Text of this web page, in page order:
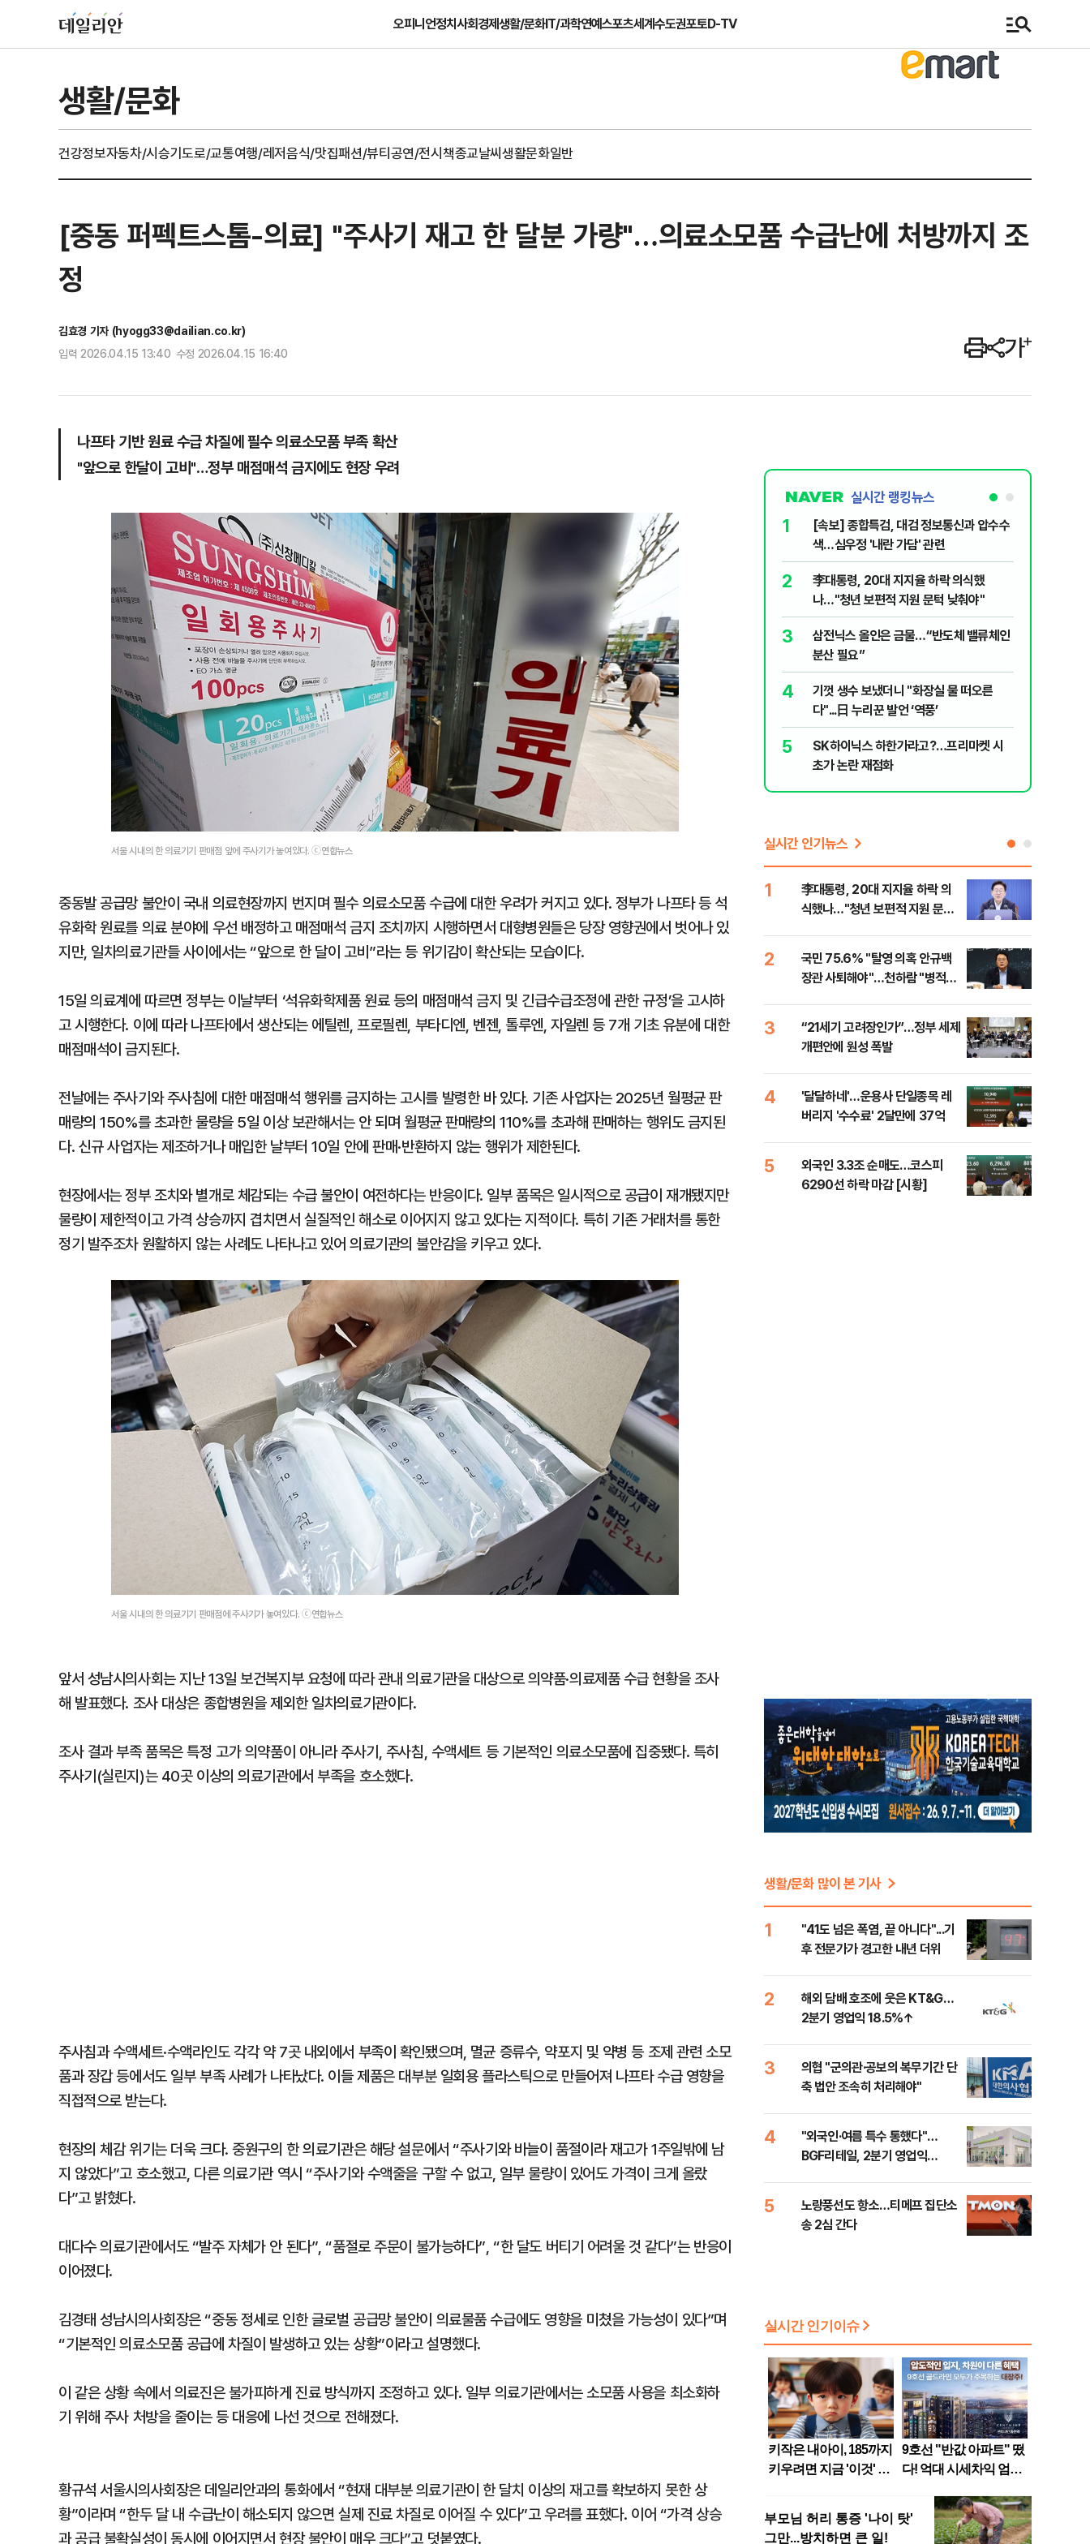
오피니언정치사회경제생활/문화IT/과학연예스포츠세계수도권포토D-TV
생활/문화
건강정보자동차/시승기도로/교통여행/레저음식/맛집패션/뷰티공연/전시책종교날씨생활문화일반
[중동 퍼펙트스톰-의료] "주사기 재고 한 달분 가량"…의료소모품 수급난에 처방까지 조
정
김효경 기자 (hyogg33@dailian.co.kr)
입력 2026.04.15 13:40 수정 2026.04.15 16:40
나프타 기반 원료 수급 차질에 필수 의료소모품 부족 확산
"앞으로 한달이 고비"…정부 매점매석 금지에도 현장 우려
서울 시내의 한 의료기기 판매점 앞에 주사기가 놓여있다. ⓒ연합뉴스
중동발 공급망 불안이 국내 의료현장까지 번지며 필수 의료소모품 수급에 대한 우려가 커지고 있다. 정부가 나프타 등 석
유화학 원료를 의료 분야에 우선 배정하고 매점매석 금지 조치까지 시행하면서 대형병원들은 당장 영향권에서 벗어나 있
지만, 일차의료기관들 사이에서는 “앞으로 한 달이 고비”라는 등 위기감이 확산되는 모습이다.
15일 의료계에 따르면 정부는 이날부터 ‘석유화학제품 원료 등의 매점매석 금지 및 긴급수급조정에 관한 규정’을 고시하
고 시행한다. 이에 따라 나프타에서 생산되는 에틸렌, 프로필렌, 부타디엔, 벤젠, 톨루엔, 자일렌 등 7개 기초 유분에 대한
매점매석이 금지된다.
전날에는 주사기와 주사침에 대한 매점매석 행위를 금지하는 고시를 발령한 바 있다. 기존 사업자는 2025년 월평균 판
매량의 150%를 초과한 물량을 5일 이상 보관해서는 안 되며 월평균 판매량의 110%를 초과해 판매하는 행위도 금지된
다. 신규 사업자는 제조하거나 매입한 날부터 10일 안에 판매·반환하지 않는 행위가 제한된다.
현장에서는 정부 조치와 별개로 체감되는 수급 불안이 여전하다는 반응이다. 일부 품목은 일시적으로 공급이 재개됐지만
물량이 제한적이고 가격 상승까지 겹치면서 실질적인 해소로 이어지지 않고 있다는 지적이다. 특히 기존 거래처를 통한
정기 발주조차 원활하지 않는 사례도 나타나고 있어 의료기관의 불안감을 키우고 있다.
서울 시내의 한 의료기기 판매점에 주사기가 놓여있다. ⓒ연합뉴스
앞서 성남시의사회는 지난 13일 보건복지부 요청에 따라 관내 의료기관을 대상으로 의약품·의료제품 수급 현황을 조사
해 발표했다. 조사 대상은 종합병원을 제외한 일차의료기관이다.
조사 결과 부족 품목은 특정 고가 의약품이 아니라 주사기, 주사침, 수액세트 등 기본적인 의료소모품에 집중됐다. 특히
주사기(실린지)는 40곳 이상의 의료기관에서 부족을 호소했다.
주사침과 수액세트·수액라인도 각각 약 7곳 내외에서 부족이 확인됐으며, 멸균 증류수, 약포지 및 약병 등 조제 관련 소모
품과 장갑 등에서도 일부 부족 사례가 나타났다. 이들 제품은 대부분 일회용 플라스틱으로 만들어져 나프타 수급 영향을
직접적으로 받는다.
현장의 체감 위기는 더욱 크다. 중원구의 한 의료기관은 해당 설문에서 “주사기와 바늘이 품절이라 재고가 1주일밖에 남
지 않았다”고 호소했고, 다른 의료기관 역시 “주사기와 수액줄을 구할 수 없고, 일부 물량이 있어도 가격이 크게 올랐
다”고 밝혔다.
대다수 의료기관에서도 “발주 자체가 안 된다”, “품절로 주문이 불가능하다”, “한 달도 버티기 어려울 것 같다”는 반응이
이어졌다.
김경태 성남시의사회장은 “중동 정세로 인한 글로벌 공급망 불안이 의료물품 수급에도 영향을 미쳤을 가능성이 있다”며
“기본적인 의료소모품 공급에 차질이 발생하고 있는 상황”이라고 설명했다.
이 같은 상황 속에서 의료진은 불가피하게 진료 방식까지 조정하고 있다. 일부 의료기관에서는 소모품 사용을 최소화하
기 위해 주사 처방을 줄이는 등 대응에 나선 것으로 전해졌다.
황규석 서울시의사회장은 데일리안과의 통화에서 “현재 대부분 의료기관이 한 달치 이상의 재고를 확보하지 못한 상
황”이라며 “한두 달 내 수급난이 해소되지 않으면 실제 진료 차질로 이어질 수 있다”고 우려를 표했다. 이어 “가격 상승
과 공급 불확실성이 동시에 이어지면서 현장 불안이 매우 크다”고 덧붙였다.
실시간 랭킹뉴스
1
[속보] 종합특검, 대검 정보통신과 압수수
색…심우정 '내란 가담' 관련
2
李대통령, 20대 지지율 하락 의식했
나…"청년 보편적 지원 문턱 낮춰야"
3
삼전닉스 올인은 금물…“반도체 밸류체인
분산 필요”
4
기껏 생수 보냈더니 "화장실 물 떠오른
다"...日 누리꾼 발언 ‘역풍’
5
SK하이닉스 하한가라고?…프리마켓 시
초가 논란 재점화
실시간 인기뉴스
1
李대통령, 20대 지지율 하락 의
식했나…"청년 보편적 지원 문턱
2
국민 75.6% "탈영 의혹 안규백
장관 사퇴해야"…천하람 "병적기
3
“21세기 고려장인가”…정부 세제
개편안에 원성 폭발
4
'달달하네'…운용사 단일종목 레
버리지 '수수료' 2달만에 37억
5
외국인 3.3조 순매도…코스피
6290선 하락 마감 [시황]
생활/문화 많이 본 기사
1
"41도 넘은 폭염, 끝 아니다"...기
후 전문가가 경고한 내년 더위
2
해외 담배 호조에 웃은 KT&G…
2분기 영업익 18.5%↑
3
의협 "군의관·공보의 복무기간 단
축 법안 조속히 처리해야"
4
"외국인·여름 특수 통했다"…
BGF리테일, 2분기 영업익
5
노랑풍선도 항소…티메프 집단소
송 2심 간다